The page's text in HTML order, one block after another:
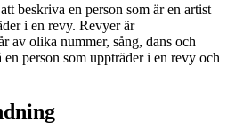
beskriva en person som är en artist
i en revy. Revyer är
av olika nummer, sång, dans och
person som uppträder i en revy och